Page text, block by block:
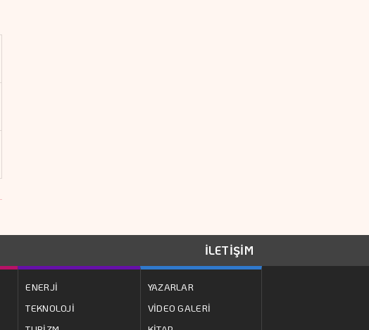
İLETİŞİM
ENERJİ
TEKNOLOJİ
YAZARLAR
VİDEO GALERİ